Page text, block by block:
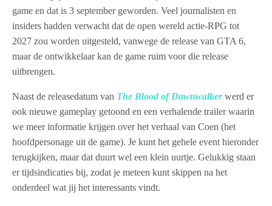
game en dat is 3 september geworden. Veel journalisten en
insiders hadden verwacht dat de open wereld actie-RPG tot
2027 zou worden uitgesteld, vanwege de release van GTA 6,
maar de ontwikkelaar kan de game ruim voor die release
uitbrengen.
Naast de releasedatum van The Blood of Dawnwalkerwerd er
ook nieuwe gameplay getoond en een verhalende trailer waarin
we meer informatie krijgen over het verhaal van Coen (het
hoofdpersonage uit de game). Je kunt het gehele event hieronder
terugkijken, maar dat duurt wel een klein uurtje. Gelukkig staan
er tijdsindicaties bij, zodat je meteen kunt skippen na het
onderdeel wat jij het interessants vindt.